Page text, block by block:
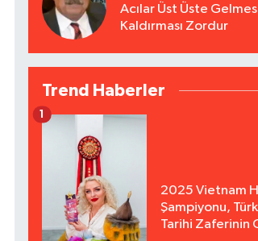
Acılar Üst Üste
Kaldırması Zordur
Trend Haberler
2025 Vietnam
Şampiyonu,
Tarihi Zaferinin
1